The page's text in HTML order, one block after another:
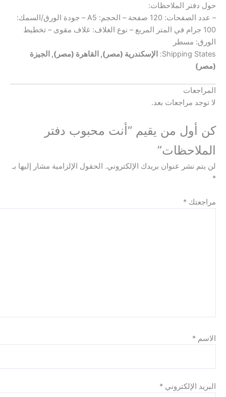
الملاحظات:
– عدد الصفحات: 120 صفحة – الحجم: A5 – جودة الورق/السمك:
جرام في المتر المربع – نوع الغلاف: غلاف مقوى – تخطيط
مسطر
Shipping
الإسكندرية (مصر), القاهرة (مصر), الجيزة
مراجعات بعد.
من يقيم “أنت محبوب دفتر
عنوان بريدك الإلكتروني. الحقول الإلزامية مشار إليها بـ
*
*